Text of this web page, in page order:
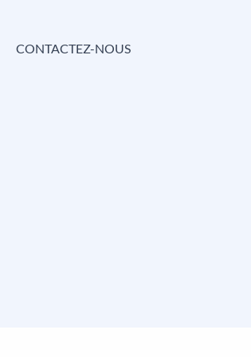
CONTACTEZ-NOUS